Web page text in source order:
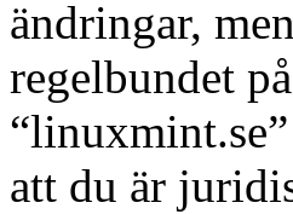
ändringar,
regelbundet
att du är